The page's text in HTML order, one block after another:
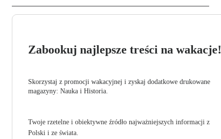
Zabookuj najlepsze treści na wakacje!
Skorzystaj z promocji wakacyjnej i zyskaj dodatkowe drukowane
magazyny: Nauka i Historia.
Twoje rzetelne i obiektywne źródło najważniejszych informacji z
Polski i ze świata.